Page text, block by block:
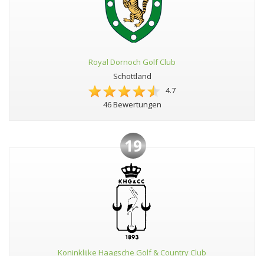
Royal Dornoch Golf Club
Schottland
4.7
46 Bewertungen
19
Koninklijke Haagsche Golf & Country Club